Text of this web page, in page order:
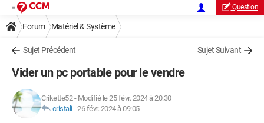
Question
Forum Matériel & Système
Sujet Précédent Sujet Suivant
Vider un pc portable pour le vendre
Crikette52- Modifié le 25 févr. 2024 à 20:30
cristali-26 févr. 2024 à 09:05